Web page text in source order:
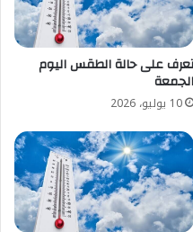
تعرف على حالة الطقس اليوم
الجمعة
10 يوليو، 2026